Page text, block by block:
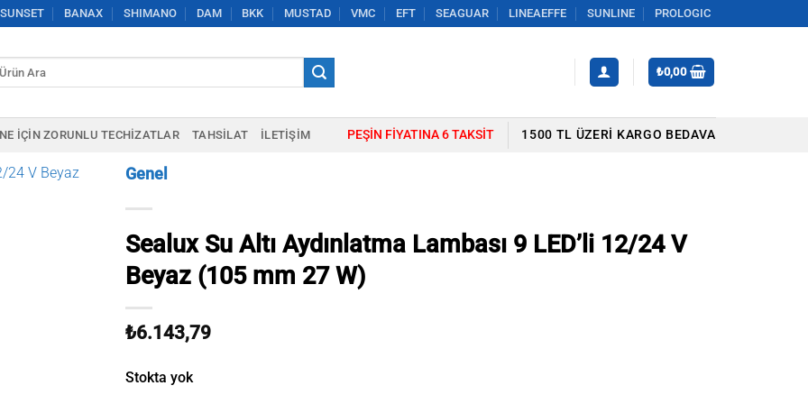
SUNSET BANAX SHIMANO DAM BKK MUSTAD VMC EFT SEAGUAR LINEAEFFE SUNLINE PROLOGIC
₺0,00
IÇIN ZORUNLU TECHIZATLAR TAHSILAT İLETIŞIM PEŞIN FIYATINA 6 TAKSIT 1500 TL ÜZERI KARGO BEDAVA
Genel
Sealux Su Altı Aydınlatma Lambası 9 LED’li 12/24 V
Beyaz (105 mm 27 W)
₺6.143,79
Stokta yok